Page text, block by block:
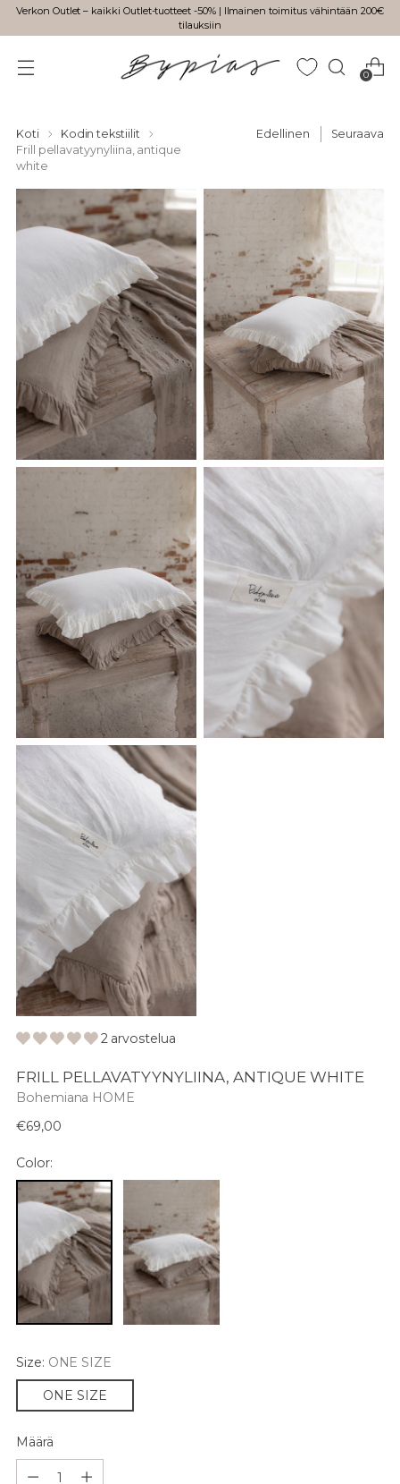
Verkon Outlet – kaikki Outlet-tuotteet -50% | Ilmainen toimitus vähintään 200€
tilauksiin
0
Koti
Kodin tekstiilit
Frill pellavatyynyliina, antique
white
Edellinen Seuraava
2 arvostelua
FRILL PELLAVATYYNYLIINA, ANTIQUE WHITE
Bohemiana HOME
Normaali
€69,00
Color:
Size: ONE SIZE
ONE SIZE
Määrä